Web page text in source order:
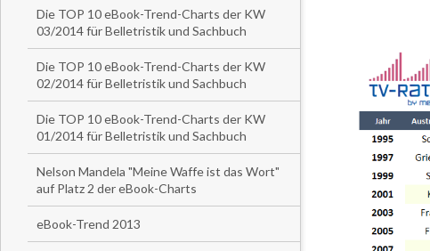
Die TOP 10 eBook-Trend-Charts der KW
03/2014 für Belletristik und Sachbuch
Die TOP 10 eBook-Trend-Charts der KW
02/2014 für Belletristik und Sachbuch
Die TOP 10 eBook-Trend-Charts der KW
01/2014 für Belletristik und Sachbuch
Nelson Mandela "Meine Waffe ist das Wort"
auf Platz 2 der eBook-Charts
eBook-Trend 2013